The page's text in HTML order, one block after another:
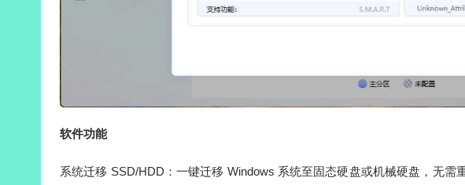
软件功能
系统迁移 SSD/HDD：一键迁移 Windows 系统至固态硬盘或机械硬盘，无需